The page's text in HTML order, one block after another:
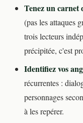
Tenez un carnet
(pas les attaques
trois lecteurs
précipitée, c'est
Identifiez vos
récurrentes :
personnages
à les repérer.